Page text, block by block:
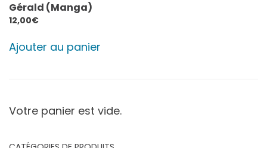
Gérald (Manga)
12,00€
Ajouter au panier
Votre panier est vide.